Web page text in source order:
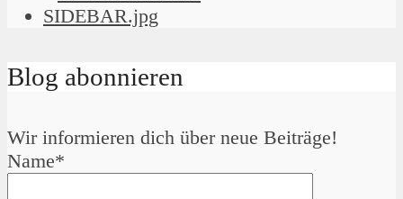
Blog abonnieren
Wir informieren dich über neue Beiträge!
Name*